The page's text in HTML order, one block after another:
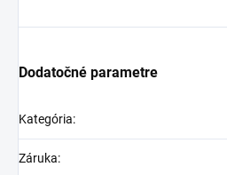
Dodatočné parametre
Kategória:
Záruka: